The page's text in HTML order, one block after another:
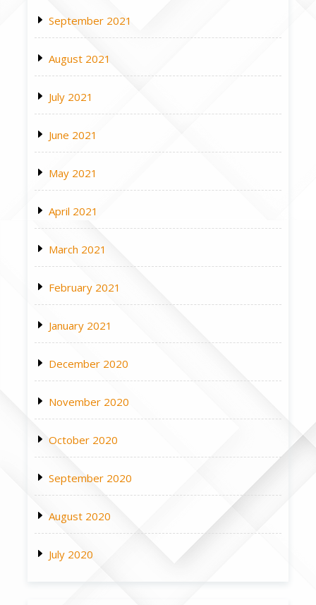
September 2021
August 2021
July 2021
June 2021
May 2021
April 2021
March 2021
February 2021
January 2021
December 2020
November 2020
October 2020
September 2020
August 2020
July 2020